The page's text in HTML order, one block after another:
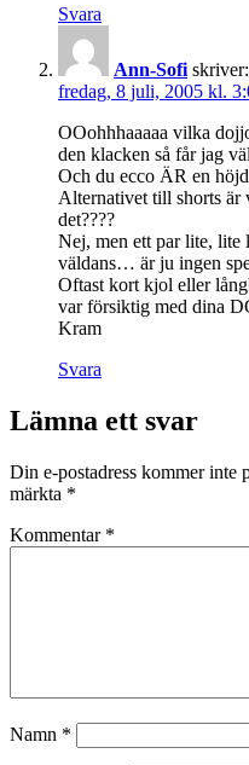
Svara
Ann-Sofi skriver:
fredag, 8 juli, 2005 kl.
OOohhhaaaaa vilka
den klacken så får jag
Och du ecco ÄR en
Alternativet till shorts
det????
Nej, men ett par lite, lite
väldans… är ju ingen
Oftast kort kjol eller
var försiktig med dina
Kram
Svara
Lämna ett svar
Din e-postadress kommer inte
märkta *
Kommentar *
Namn *